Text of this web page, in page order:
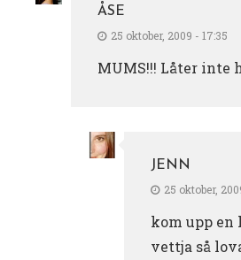
ÅSE
25 oktober, 2009 - 17:35
MUMS!!! Låter inte
JENN
25 oktober,
kom upp en
vettja så